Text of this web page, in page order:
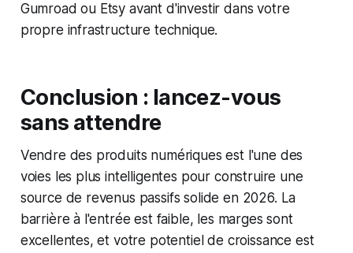
Gumroad ou Etsy avant d'investir dans votre
propre infrastructure technique.
Conclusion : lancez-vous
sans attendre
Vendre des produits numériques est l'une des
voies les plus intelligentes pour construire une
source de revenus passifs solide en 2026. La
barrière à l'entrée est faible, les marges sont
excellentes, et votre potentiel de croissance est